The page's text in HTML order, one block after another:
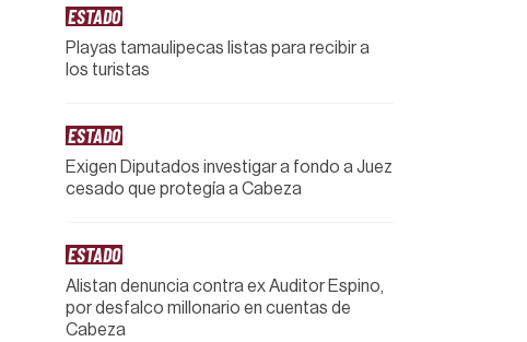
ESTADO
Playas tamaulipecas listas para recibir a
los turistas
ESTADO
Exigen Diputados investigar a fondo a Juez
cesado que protegía a Cabeza
ESTADO
Alistan denuncia contra ex Auditor Espino,
por desfalco millonario en cuentas de
Cabeza